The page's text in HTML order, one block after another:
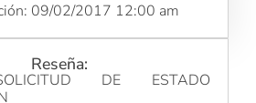
09/02/2017 12:00 am
Reseña:
DE ESTADO